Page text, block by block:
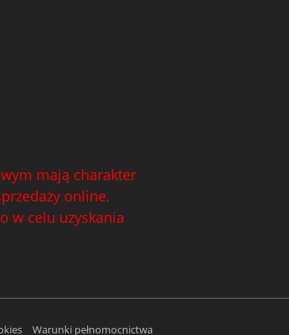
mają charakter
online.
w celu uzyskania
Warunki pełnomocnictwa